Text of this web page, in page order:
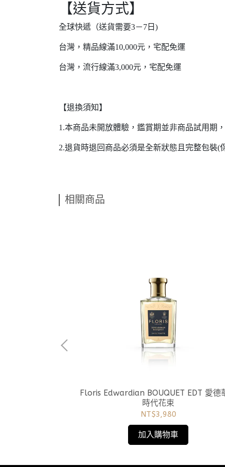
【送貨方式】
全球快遞（送貨需要3－7日)
台灣，精品線滿10,000元，宅配免運
台灣，流行線滿3,000元，宅配免運
【退換須知】
1.本商品未開放體驗，鑑賞期並非商品試用期
2.退貨時退回商品必須是全新狀態且完整包裝
相關商品
Floris Edwardian BOUQUET EDT 愛德
時代花束
NT$3,980
加入購物車